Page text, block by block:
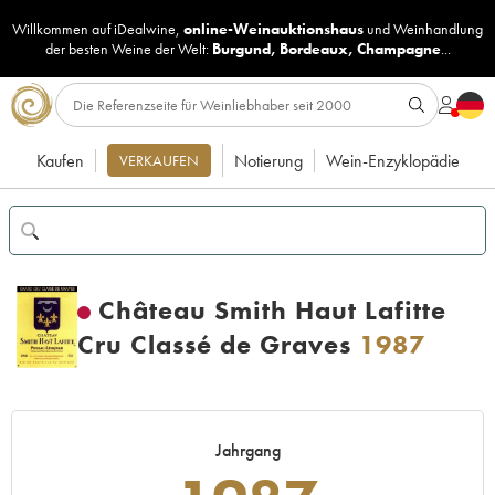
Willkommen auf iDealwine, online-Weinauktionshaus undWeinhandlung
der besten Weine der Welt: Burgund, Bordeaux, Champagne...
Kaufen VERKAUFEN Notierung Wein-Enzyklopädie
Château Smith Haut Lafitte
Cru Classé de Graves 1987
Jahrgang